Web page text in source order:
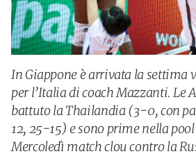
In Giappone è arrivata la settima
per l’Italia di coach Mazzanti. Le
battuto la Thailandia (3-0, con
12, 25-15) e sono prime nella
Mercoledì match clou contro la